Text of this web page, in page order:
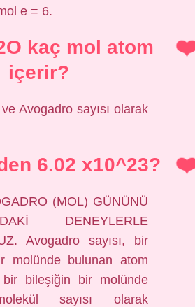
e = 6.
kaç mol atom
içerir?
Avogadro sayısı olarak
6.02 x10^23?
(MOL) GÜNÜNÜ
DENEYLERLE
Avogadro sayısı, bir
molünde bulunan atom
bir bileşiğin bir molünde
sayısı olarak